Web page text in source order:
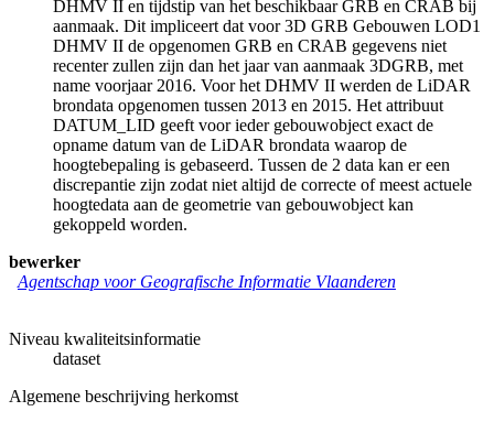
DHMV II en tijdstip van het beschikbaar GRB en CRAB bij
aanmaak. Dit impliceert dat voor 3D GRB Gebouwen LOD1
DHMV II de opgenomen GRB en CRAB gegevens niet
recenter zullen zijn dan het jaar van aanmaak 3DGRB, met
name voorjaar 2016. Voor het DHMV II werden de LiDAR
brondata opgenomen tussen 2013 en 2015. Het attribuut
DATUM_LID geeft voor ieder gebouwobject exact de
opname datum van de LiDAR brondata waarop de
hoogtebepaling is gebaseerd. Tussen de 2 data kan er een
discrepantie zijn zodat niet altijd de correcte of meest actuele
hoogtedata aan de geometrie van gebouwobject kan
gekoppeld worden.
bewerker
Agentschap voor Geografische Informatie Vlaanderen
Niveau kwaliteitsinformatie
dataset
Algemene beschrijving herkomst